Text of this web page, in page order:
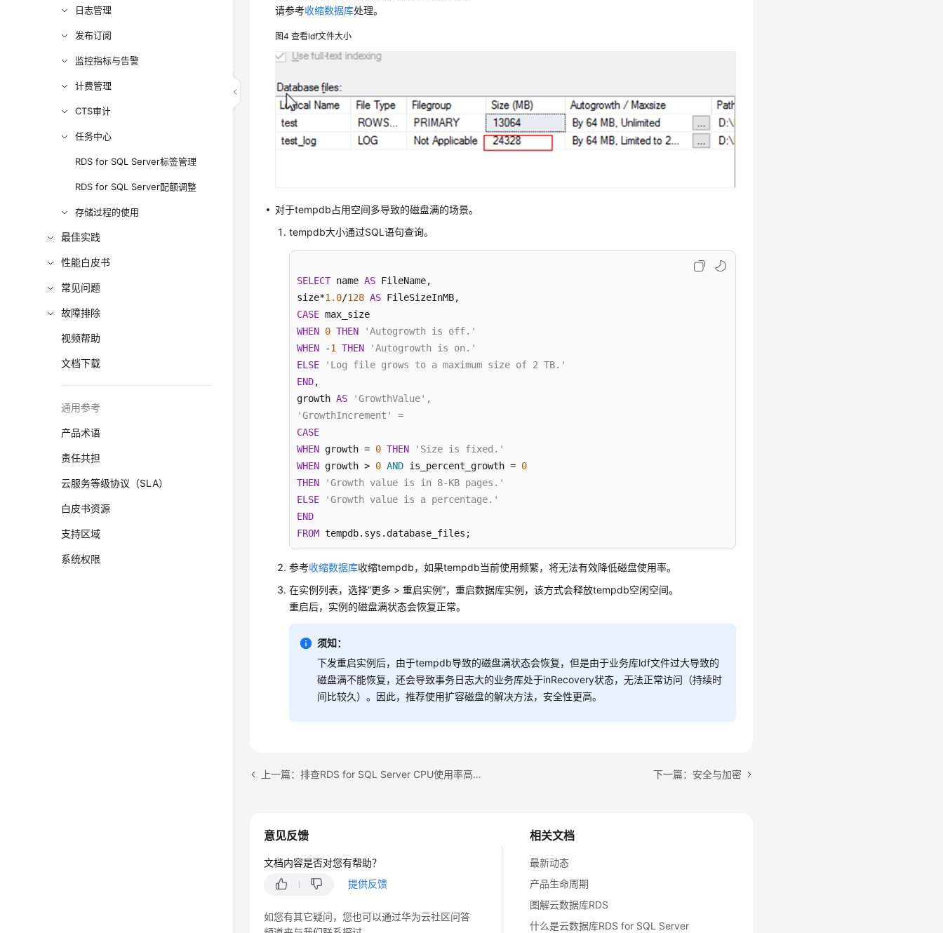
日志管理
发布订阅
监控指标与告警
计费管理
CTS审计
任务中心
RDS for SQL Server标签管理
RDS for SQL Server配额调整
存储过程的使用
最佳实践
性能白皮书
常见问题
故障排除
视频帮助
文档下载
通用参考
产品术语
责任共担
云服务等级协议（SLA）
白皮书资源
支持区域
系统权限
请参考收缩数据库处理。
图4查看ldf文件大小
对于tempdb占用空间多导致的磁盘满的场景。
tempdb大小通过SQL语句查询。
SELECT name AS FileName,
size*1.0/128 AS
CASE
WHEN 0 THEN
'Autogrowth is off.'
WHEN -1 THEN
'Autogrowth is on.'
ELSE
'Log file grows to a maximum size of 2 TB.'
END,
growth AS
'GrowthValue',
'GrowthIncrement' =
CASE
WHEN growth = 0 THEN
'Size is fixed.'
WHEN growth > 0 AND is_percent_growth = 0
THEN
'Growth value is in 8-KB pages.'
ELSE
'Growth value is a percentage.'
END
FROM tempdb.sys.database_files;
参考收缩数据库收缩tempdb，如果tempdb当前使用频繁，将无法有效降低磁盘使用率。
在实例列表，选择“更多 > 重启实例”，重启数据库实例，该方式会释放tempdb空闲空间。
重启后，实例的磁盘满状态会恢复正常。
须知：
下发重启实例后，由于tempdb导致的磁盘满状态会恢复，但是由于业务库ldf文件过大导致的
磁盘满不能恢复，还会导致事务日志大的业务库处于inRecovery状态，无法正常访问（持续时
间比较久）。因此，推荐使用扩容磁盘的解决方法，安全性更高。
上一篇：排查RDS for SQL Server CPU使用率高的原因和解决方法 下一篇：安全与加密
相关文档
最新动态
产品生命周期
图解云数据库RDS
什么是云数据库RDS for SQL Server
意见反馈
文档内容是否对您有帮助？
提供反馈
如您有其它疑问，您也可以通过华为云社区问答